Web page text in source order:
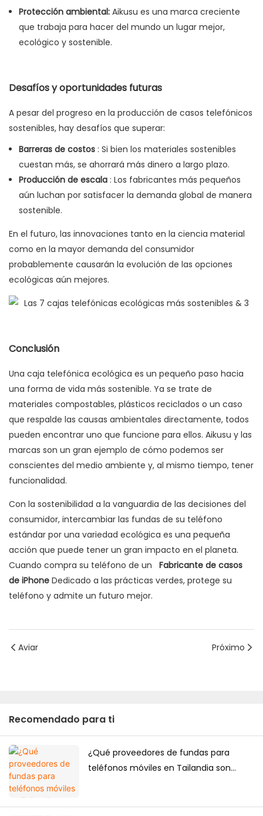
Protección ambiental: Aikusu es una marca creciente
que trabaja para hacer del mundo un lugar mejor,
ecológico y sostenible.
Desafíos y oportunidades futuras
A pesar del progreso en la producción de casos telefónicos
sostenibles, hay desafíos que superar:
Barreras de costos : Si bien los materiales sostenibles
cuestan más, se ahorrará más dinero a largo plazo.
Producción de escala : Los fabricantes más pequeños
aún luchan por satisfacer la demanda global de manera
sostenible.
En el futuro, las innovaciones tanto en la ciencia material
como en la mayor demanda del consumidor
probablemente causarán la evolución de las opciones
ecológicas aún mejores.
Conclusión
Una caja telefónica ecológica es un pequeño paso hacia
una forma de vida más sostenible. Ya se trate de
materiales compostables, plásticos reciclados o un caso
que respalde las causas ambientales directamente, todos
pueden encontrar uno que funcione para ellos. Aikusu y las
marcas son un gran ejemplo de cómo podemos ser
conscientes del medio ambiente y, al mismo tiempo, tener
funcionalidad.
Con la sostenibilidad a la vanguardia de las decisiones del
consumidor, intercambiar las fundas de su teléfono
estándar por una variedad ecológica es una pequeña
acción que puede tener un gran impacto en el planeta.
Cuando compra su teléfono de un
Fabricante de casos
de iPhone Dedicado a las prácticas verdes, protege su
teléfono y admite un futuro mejor.
Aviar Próximo
Recomendado para ti
¿Qué proveedores de fundas para
teléfonos móviles en Tailandia son